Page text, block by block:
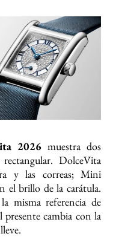
2026 muestra dos
DolceVita
y las correas; Mini
el brillo de la carátula.
misma referencia de
cambia con la